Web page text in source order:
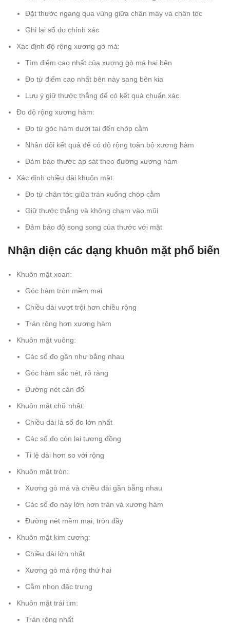
Đặt thước ngang qua vùng giữa chân mày và chân tóc
Ghi lại số đo chính xác
Xác định độ rộng xương gò má:
Tìm điểm cao nhất của xương gò má hai bên
Đo từ điểm cao nhất bên này sang bên kia
Lưu ý giữ thước thẳng để có kết quả chuẩn xác
Đo độ rộng xương hàm:
Đo từ góc hàm dưới tai đến chóp cằm
Nhân đôi kết quả để có độ rộng toàn bộ xương hàm
Đảm bảo thước áp sát theo đường xương hàm
Xác định chiều dài khuôn mặt:
Đo từ chân tóc giữa trán xuống chóp cằm
Giữ thước thẳng và không chạm vào mũi
Đảm bảo độ song song của thước với mặt
Nhận diện các dạng khuôn mặt phổ biến
Khuôn mặt xoan:
Góc hàm tròn mềm mại
Chiều dài vượt trội hơn chiều rộng
Trán rộng hơn xương hàm
Khuôn mặt vuông:
Các số đo gần như bằng nhau
Góc hàm sắc nét, rõ ràng
Đường nét cân đối
Khuôn mặt chữ nhật:
Chiều dài là số đo lớn nhất
Các số đo còn lại tương đồng
Tỉ lệ dài hơn so với rộng
Khuôn mặt tròn:
Xương gò má và chiều dài gần bằng nhau
Các số đo này lớn hơn trán và xương hàm
Đường nét mềm mại, tròn đầy
Khuôn mặt kim cương:
Chiều dài lớn nhất
Xương gò má rộng thứ hai
Cằm nhọn đặc trưng
Khuôn mặt trái tim:
Trán rộng nhất